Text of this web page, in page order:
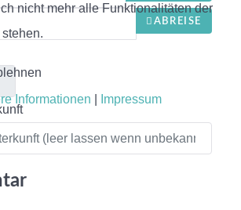
ABREISE
nicht mehr alle Funktionalitäten der
Informationen
Impressum